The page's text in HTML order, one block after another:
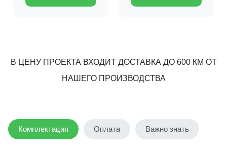
В ЦЕНУ ПРОЕКТА ВХОДИТ ДОСТАВКА ДО 600 КМ ОТ
НАШЕГО ПРОИЗВОДСТВА
Комплектация Оплата Важно знать